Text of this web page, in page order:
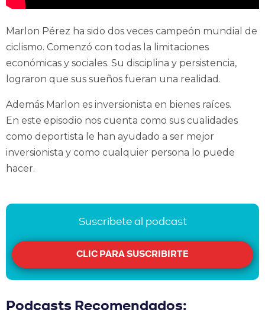
Marlon Pérez ha sido dos veces campeón mundial de
ciclismo. Comenzó con todas la limitaciones
económicas y sociales. Su disciplina y persistencia,
lograron que sus sueños fueran una realidad.
Además Marlon es inversionista en bienes raíces.
En este episodio nos cuenta como sus cualidades
como deportista le han ayudado a ser mejor
inversionista y como cualquier persona lo puede
hacer.
Suscríbete al podcast
CLIC PARA SUSCRIBIRTE
Podcasts Recomendados: